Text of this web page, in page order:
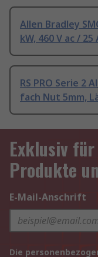
Allen Bradley
kW, 460 V ac /
RS PRO Serie 2
fach Nut 5mm,
Exklusiv
Produkte
E-Mail-Anschrift
Die